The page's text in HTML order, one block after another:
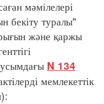
мәмілелері
бекіту туралы"
және қаржы
N 134
мемлекеттік